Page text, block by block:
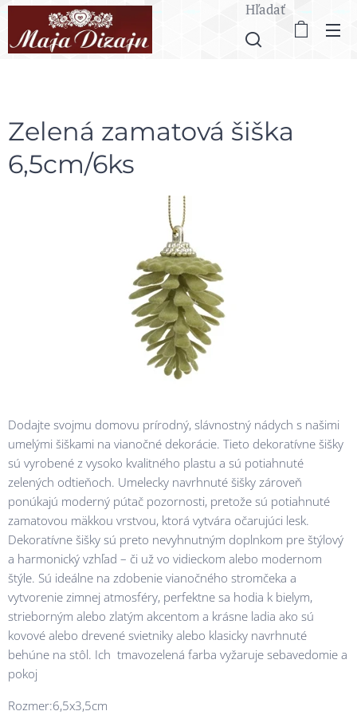
Hľadať
Zelená zamatová šiška
6,5cm/6ks
Dodajte svojmu domovu prírodný, slávnostný nádych s našimi
umelými šiškami na vianočné dekorácie. Tieto dekoratívne šišky
sú vyrobené z vysoko kvalitného plastu a sú potiahnuté
zelených odtieňoch. Umelecky navrhnuté šišky zároveň
ponúkajú moderný pútač pozornosti, pretože sú potiahnuté
zamatovou mäkkou vrstvou, ktorá vytvára očarujúci lesk.
Dekoratívne šišky sú preto nevyhnutným doplnkom pre štýlový
a harmonický vzhľad – či už vo vidieckom alebo modernom
štýle. Sú ideálne na zdobenie vianočného stromčeka a
vytvorenie zimnej atmosféry, perfektne sa hodia k bielym,
strieborným alebo zlatým akcentom a krásne ladia ako sú
kovové alebo drevené svietniky alebo klasicky navrhnuté
behúne na stôl. Ich tmavozelená farba vyžaruje sebavedomie a
pokoj
Rozmer:6,5x3,5cm